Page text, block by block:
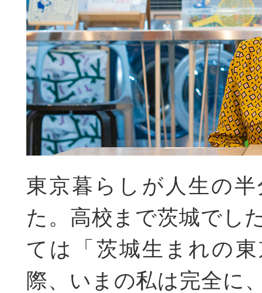
東京暮らしが人生の
た。高校まで茨城でし
ては「茨城生まれの
際、いまの私は完全に